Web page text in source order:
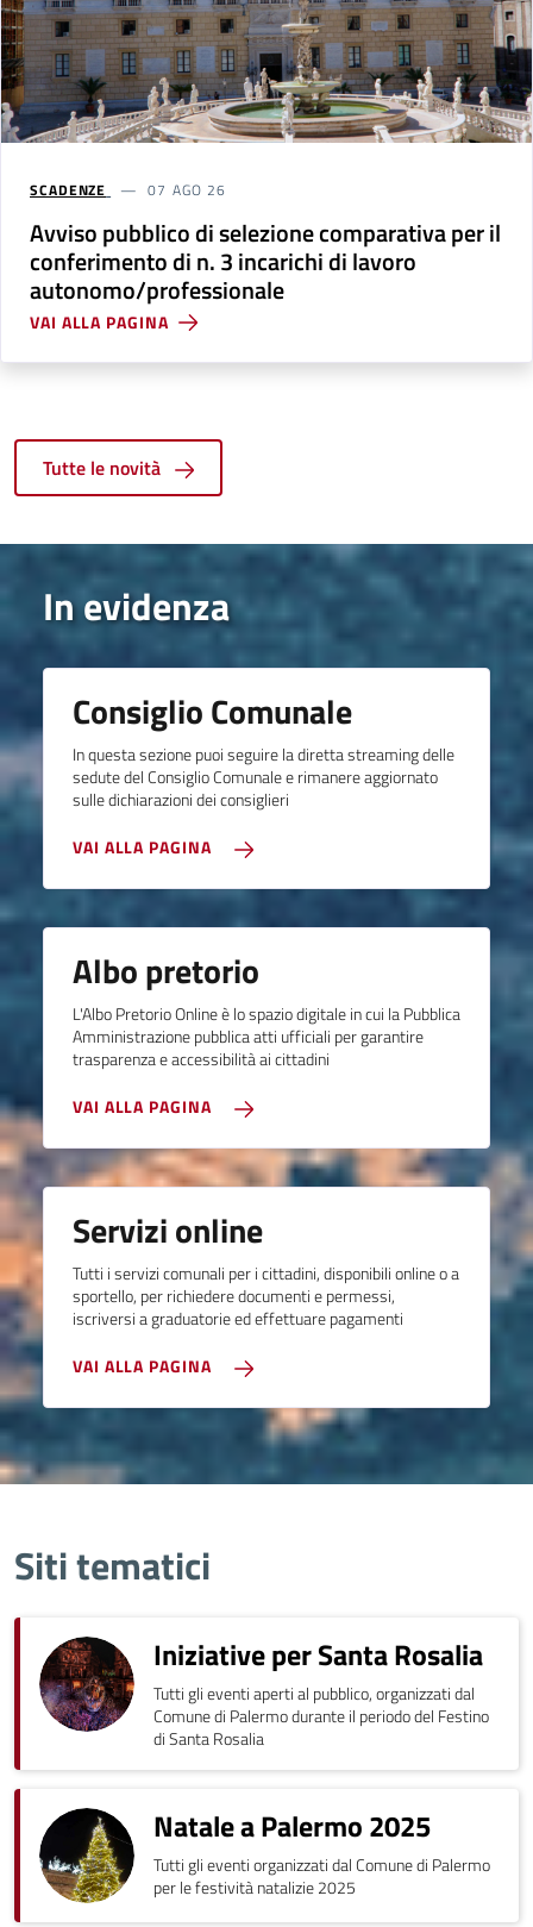
SCADENZE 07 AGO 26
Avviso pubblico di selezione comparativa per il
conferimento di n. 3 incarichi di lavoro
autonomo/professionale
VAI ALLA PAGINA
Tutte le novità
In evidenza
Consiglio Comunale
In questa sezione puoi seguire la diretta streaming delle
sedute del Consiglio Comunale e rimanere aggiornato
sulle dichiarazioni dei consiglieri
VAI ALLA PAGINA
Albo pretorio
L'Albo Pretorio Online è lo spazio digitale in cui la Pubblica
Amministrazione pubblica atti ufficiali per garantire
trasparenza e accessibilità ai cittadini
VAI ALLA PAGINA
Servizi online
Tutti i servizi comunali per i cittadini, disponibili online o a
sportello, per richiedere documenti e permessi,
iscriversi a graduatorie ed effettuare pagamenti
VAI ALLA PAGINA
Siti tematici
Iniziative per Santa Rosalia
Tutti gli eventi aperti al pubblico, organizzati dal
Comune di Palermo durante il periodo del Festino
di Santa Rosalia
Natale a Palermo 2025
Tutti gli eventi organizzati dal Comune di Palermo
per le festività natalizie 2025